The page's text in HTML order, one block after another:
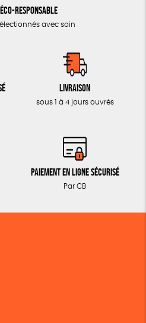
responsable
avec soin
Livraison
sous 1 à 4 jours ouvrés
Paiement en ligne sécurisé
Par CB